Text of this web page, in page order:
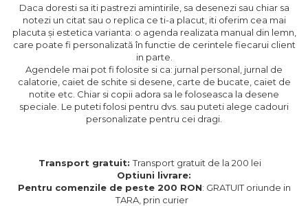
Aromaterapie
Papioane din lemn
Genti si portofele barbati din
piele naturala
Cadouri de Paste
Martisoare
Cadouri personalizate pentru
Daca doresti sa iti pastrezi amintirile, sa desenezi sau chiar sa
notezi un citat sau o replica ce ti-a placut, iti oferim cea mai
placuta și estetica varianta: o agenda realizata manual din lemn,
care poate fi personalizată în functie de cerintele fiecarui client
in parte.
Agendele mai pot fi folosite si ca: jurnal personal, jurnal de
calatorie, caiet de schite si desene, carte de bucate, caiet de
notite etc. Chiar si copii adora sa le foloseasca la desene
speciale. Le puteti folosi pentru dvs. sau puteti alege cadouri
personalizate pentru cei dragi.
Transport gratuit:Transport gratuit de la 200 lei
Optiuni livrare:
Pentru comenzile de peste 200 RON: GRATUIT oriunde in
TARA, prin curier